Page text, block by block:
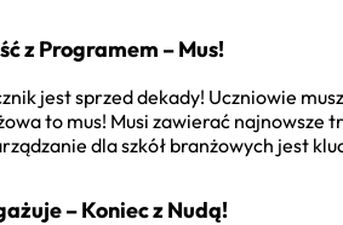
z Programem – Mus!
jest sprzed dekady! Uczniowie
to mus! Musi zawierać najnowsze
dla szkół branżowych jest
– Koniec z Nudą!